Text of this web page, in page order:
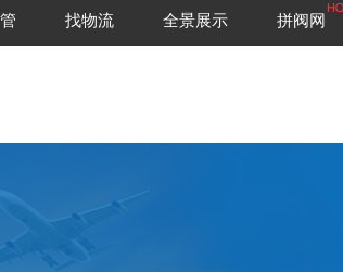
找物流 全景展示 拼阀网